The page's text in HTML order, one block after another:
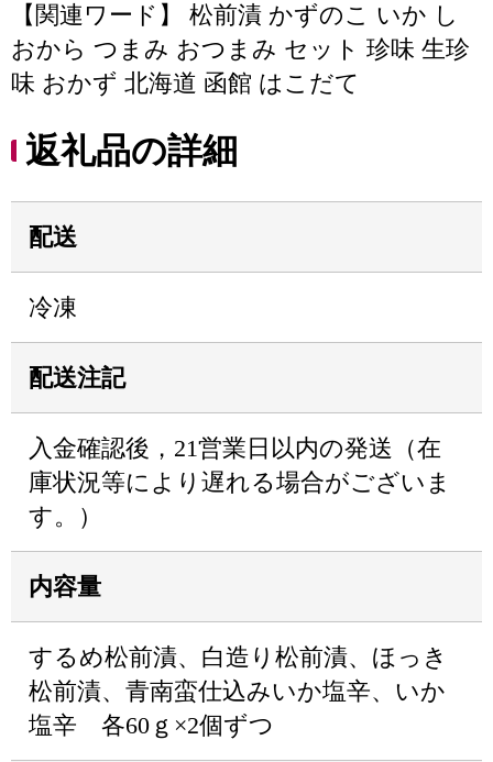
【関連ワード】 松前漬 かずのこ いか し
おから つまみ おつまみ セット 珍味 生珍
味 おかず 北海道 函館 はこだて
返礼品の詳細
配送
冷凍
配送注記
入金確認後，21営業日以内の発送（在
庫状況等により遅れる場合がございま
す。）
内容量
するめ松前漬、白造り松前漬、ほっき
松前漬、青南蛮仕込みいか塩辛、いか
塩辛 各60ｇ×2個ずつ